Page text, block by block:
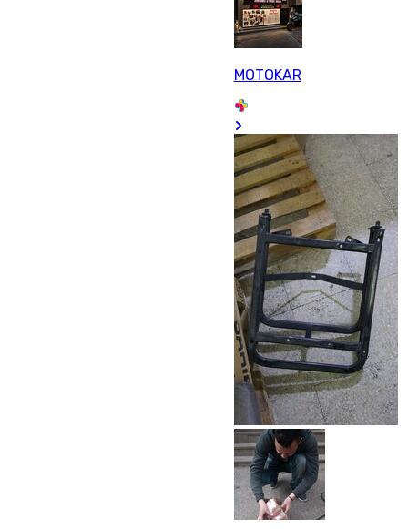
MOTOKAR